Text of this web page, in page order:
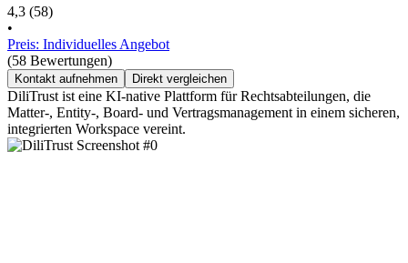
4,3 (58)
•
Preis: Individuelles Angebot
(58 Bewertungen)
Kontakt aufnehmen Direkt vergleichen
DiliTrust ist eine KI-native Plattform für Rechtsabteilungen, die
Matter-, Entity-, Board- und Vertragsmanagement in einem sicheren,
integrierten Workspace vereint.